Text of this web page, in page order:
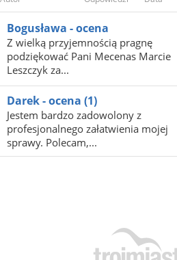
Bogusława - ocena
Z wielką przyjemnością pragnę
podziękować Pani Mecenas Marcie
Leszczyk za...
Darek - ocena (1)
Jestem bardzo zadowolony z
profesjonalnego załatwienia mojej
sprawy. Polecam,...